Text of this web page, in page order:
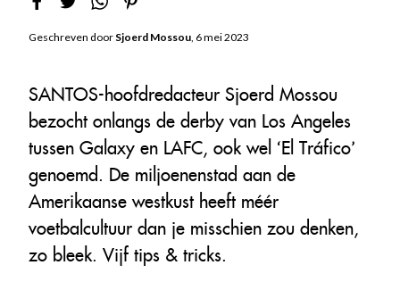
Geschreven door Sjoerd Mossou, 6 mei 2023
SANTOS-hoofdredacteur Sjoerd Mossou
bezocht onlangs de derby van Los Angeles
tussen Galaxy en LAFC, ook wel ‘El Tráfico’
genoemd. De miljoenenstad aan de
Amerikaanse westkust heeft méér
voetbalcultuur dan je misschien zou denken,
zo bleek. Vijf tips & tricks.